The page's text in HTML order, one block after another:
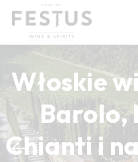
Włoskie
Barolo,
Chianti i